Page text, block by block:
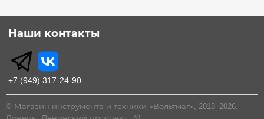
Наши контакты
+7 (949) 317-24-90
© Магазин инструмента и техники «Вольтмаг», 2013–2026.